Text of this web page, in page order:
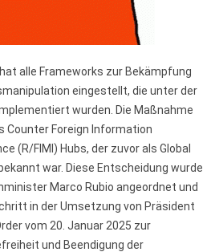
alle Frameworks zur Bekämpfung
eingestellt, die unter der
wurden. Die Maßnahme
Counter Foreign Information
(R/FIMI) Hubs, der zuvor als Global
war. Diese Entscheidung wurde
Marco Rubio angeordnet und
in der Umsetzung von Präsident
vom 20. Januar 2025 zur
und Beendigung der